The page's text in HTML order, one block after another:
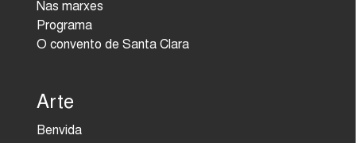
Nas marxes
Programa
O convento de Santa Clara
Arte
Benvida